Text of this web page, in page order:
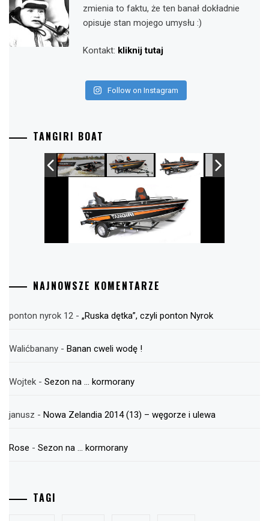
zmienia to faktu, że ten banał dokładnie
opisuje stan mojego umysłu :)
Kontakt: kliknij tutaj
Follow on Instagram
TANGIRI BOAT
NAJNOWSZE KOMENTARZE
ponton nyrok 12 - „Ruska dętka”, czyli ponton Nyrok
Walićbanany - Banan cweli wodę !
Wojtek - Sezon na … kormorany
janusz - Nowa Zelandia 2014 (13) – węgorze i ulewa
Rose - Sezon na … kormorany
TAGI